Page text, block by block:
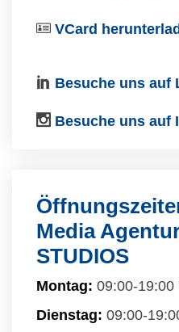
VCard
Besuche uns auf
Besuche uns auf
Media
STUDIOS
Montag: 09:00-19:00
Dienstag: 09:00-